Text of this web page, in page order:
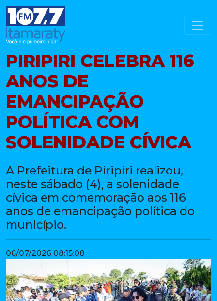
PIRIPIRI CELEBRA 116
ANOS DE
EMANCIPAÇÃO
POLÍTICA COM
SOLENIDADE CÍVICA
A Prefeitura de Piripiri realizou,
neste sábado (4), a solenidade
cívica em comemoração aos 116
anos de emancipação política do
município.
06/07/2026 08:15:08